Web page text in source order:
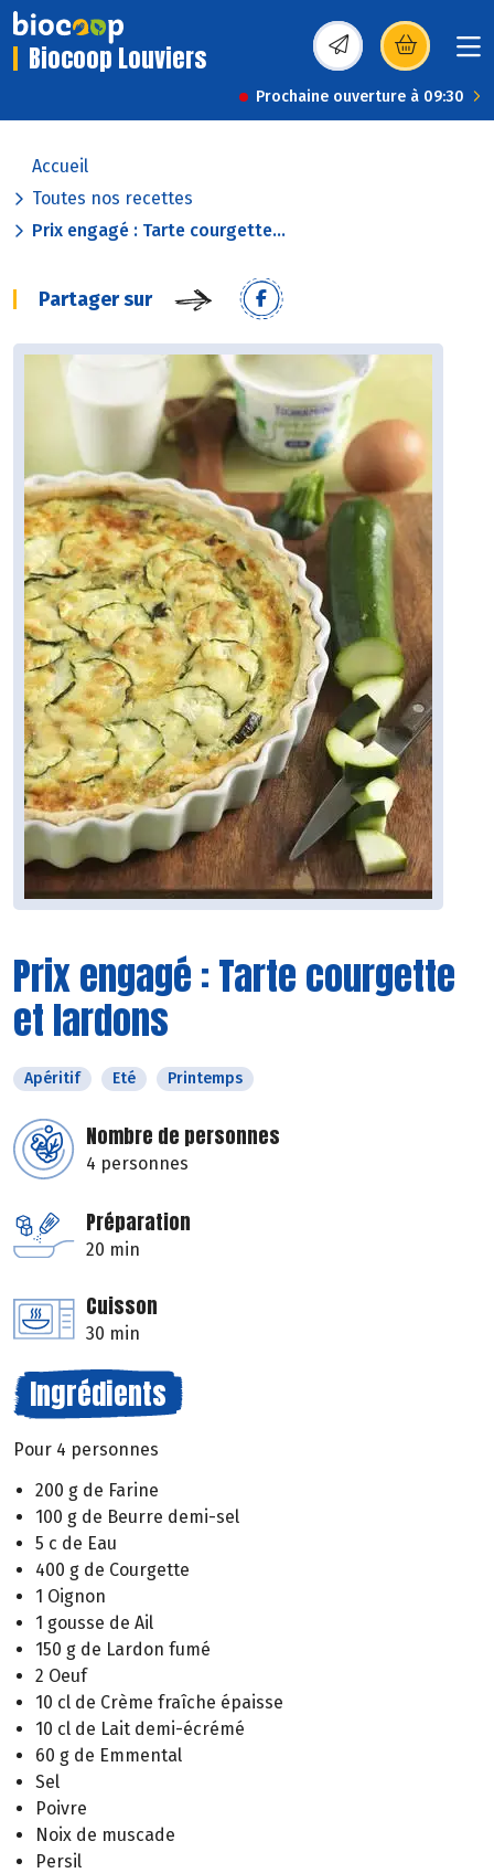
Biocoop Louviers (s’ouvre dans une
Prochaine ouverture à 09:30
Accueil
Toutes nos recettes
Prix engagé : Tarte courgette...
Partager sur
Prix engagé : Tarte courgette
et lardons
Apéritif Eté Printemps
Nombre de personnes
4 personnes
Préparation
20 min
Cuisson
30 min
Ingrédients
Pour 4 personnes
200 g de Farine
100 g de Beurre demi-sel
5 c de Eau
400 g de Courgette
1 Oignon
1 gousse de Ail
150 g de Lardon fumé
2 Oeuf
10 cl de Crème fraîche épaisse
10 cl de Lait demi-écrémé
60 g de Emmental
Sel
Poivre
Noix de muscade
Persil